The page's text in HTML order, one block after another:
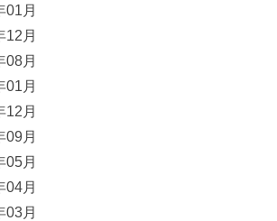
01月
12月
08月
01月
12月
09月
05月
04月
03月